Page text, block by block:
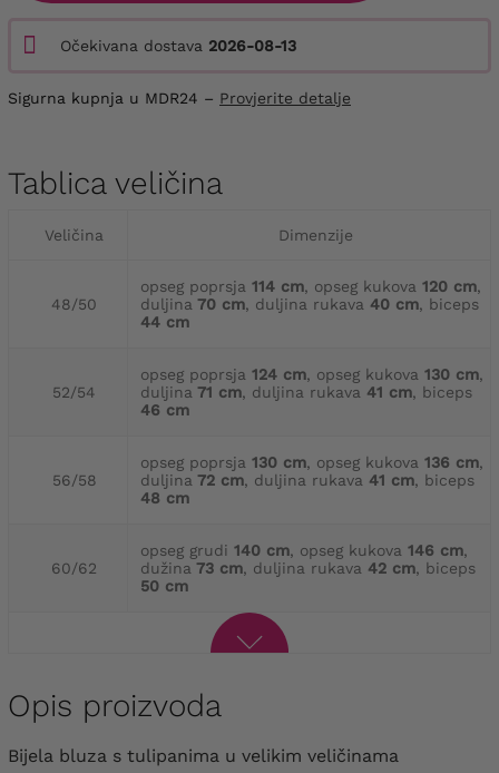
Očekivana dostava 2026-08-13
Sigurna kupnja u MDR24 – Provjerite detalje
Tablica veličina
Veličina Dimenzije
48/50
opseg poprsja 114 cm, opseg kukova 120 cm,
duljina 70 cm, duljina rukava 40 cm, biceps
44 cm
52/54
opseg poprsja 124 cm, opseg kukova 130 cm,
duljina 71 cm, duljina rukava 41 cm, biceps
46 cm
56/58
opseg poprsja 130 cm, opseg kukova 136 cm,
duljina 72 cm, duljina rukava 41 cm, biceps
48 cm
60/62
opseg grudi 140 cm, opseg kukova 146 cm,
dužina 73 cm, duljina rukava 42 cm, biceps
50 cm
Opis proizvoda
Bijela bluza s tulipanima u velikim veličinama